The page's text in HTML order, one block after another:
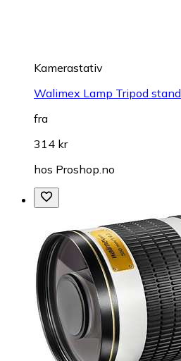
Kamerastativ
Walimex Lamp Tripod stand
fra
314 kr
hos Proshop.no